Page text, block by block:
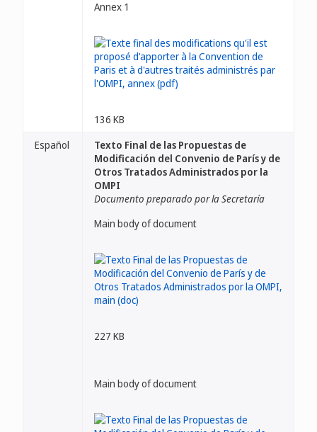
Annex 1
136 KB
Español
Texto Final de las Propuestas de
Modificación del Convenio de París y de
Otros Tratados Administrados por la
OMPI
Documento preparado por la Secretaría
Main body of document
227 KB
Main body of document